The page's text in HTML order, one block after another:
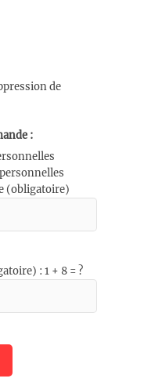
de
:
(obligatoire)
: 1 + 8 = ?